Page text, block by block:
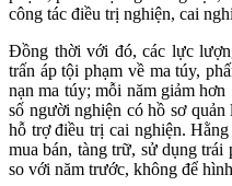
công tác điều trị nghiện, cai
Đồng thời với đó, các lực
trấn áp tội phạm về ma túy,
nạn ma túy; mỗi năm giảm
số người nghiện có hồ sơ
hỗ trợ điều trị cai nghiện.
mua bán, tàng trữ, sử dụng trái
so với năm trước, không để